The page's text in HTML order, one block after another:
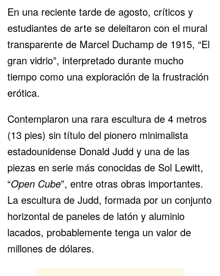
En una reciente tarde de agosto, críticos y
estudiantes de arte se deleitaron con el mural
transparente de Marcel Duchamp de 1915, “El
gran vidrio”, interpretado durante mucho
tiempo como una exploración de la frustración
erótica.
Contemplaron una rara escultura de 4 metros
(13 pies) sin título del pionero minimalista
estadounidense Donald Judd y una de las
piezas en serie más conocidas de Sol Lewitt,
“Open Cube”, entre otras obras importantes.
La escultura de Judd, formada por un conjunto
horizontal de paneles de latón y aluminio
lacados, probablemente tenga un valor de
millones de dólares.